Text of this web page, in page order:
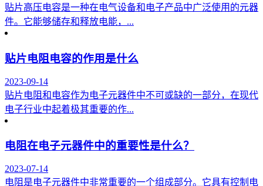
贴片高压电容是一种在电气设备和电子产品中广泛使用的元器
件。它能够储存和释放电能，...
贴片电阻电容的作用是什么
2023-09-14
贴片电阻和电容作为电子元器件中不可或缺的一部分，在现代
电子行业中起着极其重要的作...
电阻在电子元器件中的重要性是什么？
2023-07-14
电阻是电子元器件中非常重要的一个组成部分。它具有控制电